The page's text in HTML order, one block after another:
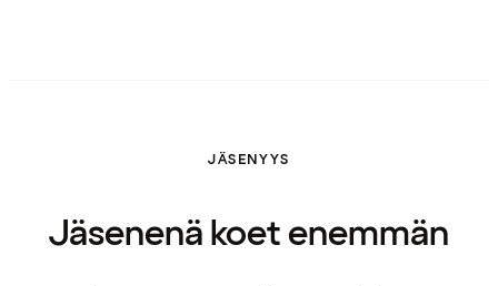
JÄSENYYS
Jäsenenä koet enemmän